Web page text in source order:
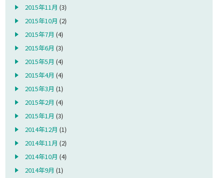
2015年11月 (3)
2015年10月 (2)
2015年7月 (4)
2015年6月 (3)
2015年5月 (4)
2015年4月 (4)
2015年3月 (1)
2015年2月 (4)
2015年1月 (3)
2014年12月 (1)
2014年11月 (2)
2014年10月 (4)
2014年9月 (1)